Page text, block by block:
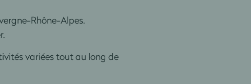
Rhône-Alpes.
variées tout au long de